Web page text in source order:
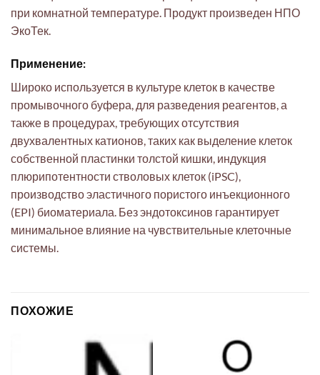
при комнатной температуре. Продукт произведен НПО
ЭкоТек.
Применение:
Широко используется в культуре клеток в качестве
промывочного буфера, для разведения реагентов, а
также в процедурах, требующих отсутствия
двухвалентных катионов, таких как выделение клеток
собственной пластинки толстой кишки, индукция
плюрипотентности стволовых клеток (iPSC),
производство эластичного пористого инъекционного
(EPI) биоматериала. Без эндотоксинов гарантирует
минимальное влияние на чувствительные клеточные
системы.
ПОХОЖИЕ